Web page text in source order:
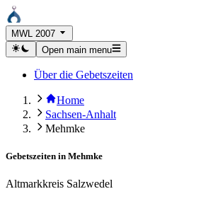
MWL 2007
Open main menu
Über die Gebetszeiten
Home
Sachsen-Anhalt
Mehmke
Gebetszeiten in Mehmke
Altmarkkreis Salzwedel